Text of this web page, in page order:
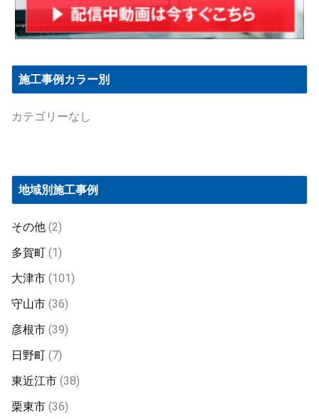
施工事例カラー別
カテゴリーなし
地域別施工事例
その他(2)
多賀町(1)
大津市(101)
守山市(36)
彦根市(39)
日野町(7)
東近江市(38)
栗東市(36)